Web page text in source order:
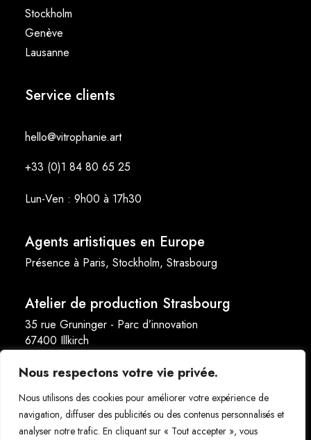
Nous respectons votre vie privée.
Nous utilisons des cookies pour améliorer votre expérience de
navigation, diffuser des publicités ou des contenus personnalisés et
analyser notre trafic. En cliquant sur « Tout accepter », vous
Stockholm
Genève
Lausanne
Service clients
hello@vitrophanie.art
+33 (0)1 84 80 65 25
Lun-Ven : 9h00 à 17h30
Agents artistiques en Europe
Présence à Paris, Stockholm, Strasbourg
Atelier de production Strasbourg
35 rue Gruninger - Parc d’innovation
67400 Illkirch
Copyright 2026 vitrophanie.art